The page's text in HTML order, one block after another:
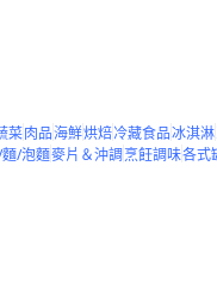
菜肉品海鮮烘焙冷藏食品冰淇淋
/泡麵麥片＆沖調烹飪調味各式